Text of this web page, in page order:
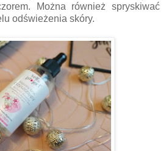
Można również spryskiwać
odświeżenia skóry.